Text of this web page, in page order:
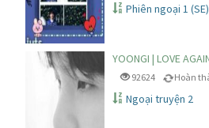
Phiên ngoại 1 (SE)
YOONGI | LOVE
92624 Hoàn
Ngoại truyện 2